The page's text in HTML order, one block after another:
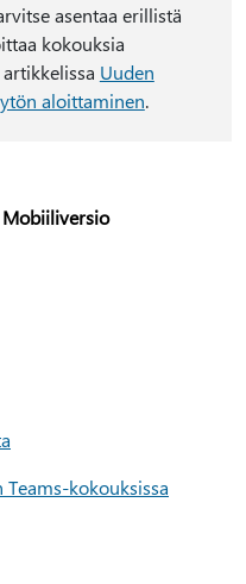
asentaa erillistä
kokouksia
Uuden
aloittaminen.
Mobiiliversio
kokouksissa